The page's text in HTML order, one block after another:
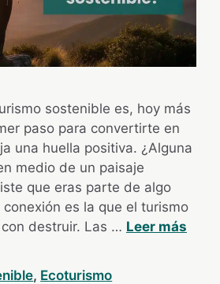
sostenible es, hoy más
paso para convertirte en
una huella positiva. ¿Alguna
medio de un paisaje
que eras parte de algo
conexión es la que el turismo
destruir. Las … Leer más
, Ecoturismo